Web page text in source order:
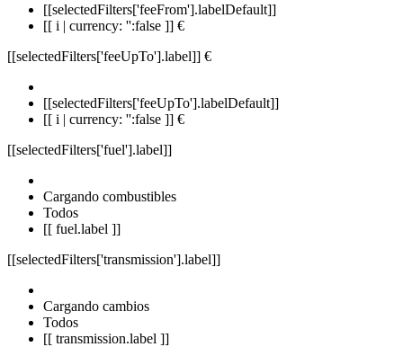
[[selectedFilters['feeFrom'].labelDefault]]
[[ i | currency: '':false ]] €
[[selectedFilters['feeUpTo'].label]] €
[[selectedFilters['feeUpTo'].labelDefault]]
[[ i | currency: '':false ]] €
[[selectedFilters['fuel'].label]]
Cargando combustibles
Todos
[[ fuel.label ]]
[[selectedFilters['transmission'].label]]
Cargando cambios
Todos
[[ transmission.label ]]